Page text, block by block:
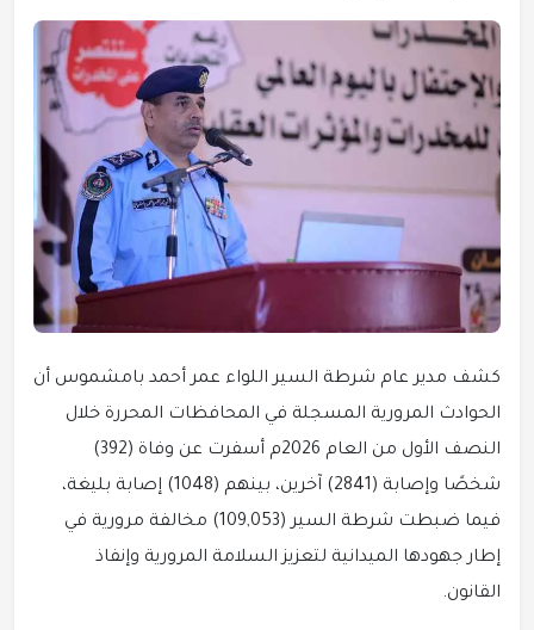
كشف مدير عام شرطة السير اللواء عمر أحمد بامشموس أن
الحوادث المرورية المسجلة في المحافظات المحررة خلال
النصف الأول من العام 2026م أسفرت عن وفاة (392)
شخصًا وإصابة (2841) آخرين، بينهم (1048) إصابة بليغة،
فيما ضبطت شرطة السير (109,053) مخالفة مرورية في
إطار جهودها الميدانية لتعزيز السلامة المرورية وإنفاذ
القانون.